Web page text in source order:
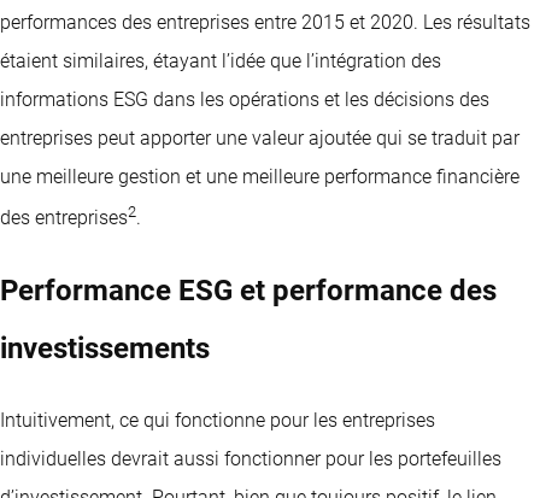
performances des entreprises entre 2015 et 2020. Les résultats
étaient similaires, étayant l’idée que l’intégration des
informations ESG dans les opérations et les décisions des
entreprises peut apporter une valeur ajoutée qui se traduit par
une meilleure gestion et une meilleure performance financière
des entreprises2.
Performance ESG et performance des
investissements
Intuitivement, ce qui fonctionne pour les entreprises
individuelles devrait aussi fonctionner pour les portefeuilles